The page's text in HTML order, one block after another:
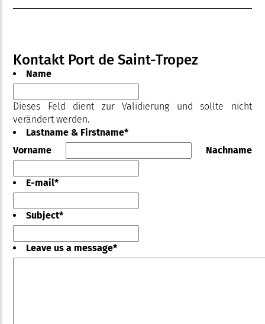
Kontakt Port de Saint-Tropez
Name
Dieses Feld dient zur Validierung und sollte nicht
verändert werden.
Lastname & Firstname*
Vorname
Nachname
E-mail*
Subject*
Leave us a message*